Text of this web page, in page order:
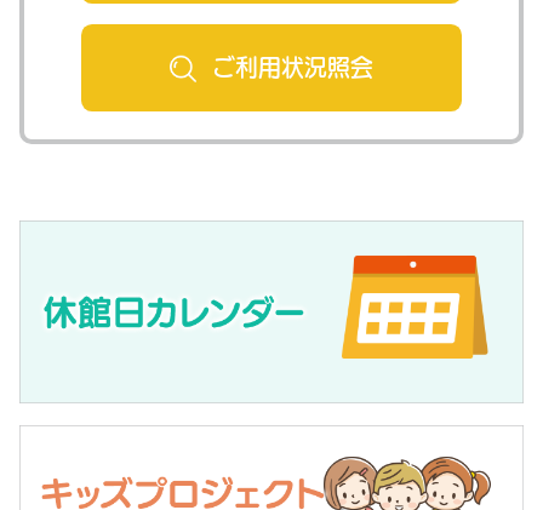
ご利用状況照会